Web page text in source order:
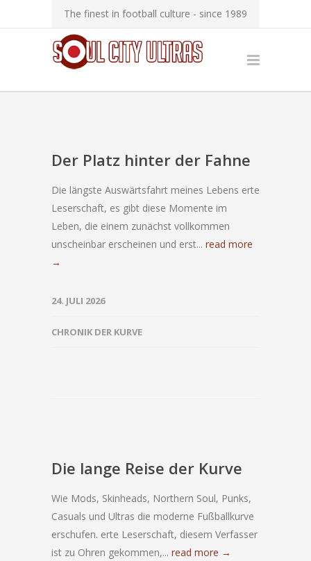
The finest in football culture - since 1989
Der Platz hinter der Fahne
Die längste Auswärtsfahrt meines Lebens erte
Leserschaft, es gibt diese Momente im
Leben, die einem zunächst vollkommen
unscheinbar erscheinen und erst... read more
→
24. JULI 2026
CHRONIK DER KURVE
Die lange Reise der Kurve
Wie Mods, Skinheads, Northern Soul, Punks,
Casuals und Ultras die moderne Fußballkurve
erschufen. erte Leserschaft, diesem Verfasser
ist zu Ohren gekommen,... read more →